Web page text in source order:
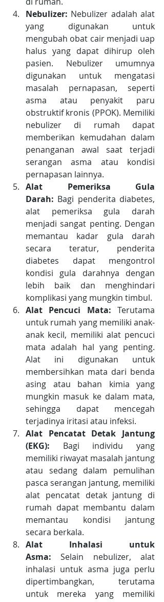
Nebulizer: Nebulizer adalah alat
yang digunakan untuk
mengubah obat cair menjadi uap
halus yang dapat dihirup oleh
pasien. Nebulizer umumnya
digunakan untuk mengatasi
masalah pernapasan, seperti
asma atau penyakit paru
obstruktif kronis (PPOK). Memiliki
nebulizer di rumah dapat
memberikan kemudahan dalam
penanganan awal saat terjadi
serangan asma atau kondisi
pernapasan lainnya.
Alat Pemeriksa Gula
Darah: Bagi penderita diabetes,
alat pemeriksa gula darah
menjadi sangat penting. Dengan
memantau kadar gula darah
secara teratur, penderita
diabetes dapat mengontrol
kondisi gula darahnya dengan
lebih baik dan menghindari
komplikasi yang mungkin timbul.
Alat Pencuci Mata: Terutama
untuk rumah yang memiliki anak-
anak kecil, memiliki alat pencuci
mata adalah hal yang penting.
Alat ini digunakan untuk
membersihkan mata dari benda
asing atau bahan kimia yang
mungkin masuk ke dalam mata,
sehingga dapat mencegah
terjadinya iritasi atau infeksi.
Alat Pencatat Detak Jantung
(EKG): Bagi individu yang
memiliki riwayat masalah jantung
atau sedang dalam pemulihan
pasca serangan jantung, memiliki
alat pencatat detak jantung di
rumah dapat membantu dalam
memantau kondisi jantung
secara berkala.
Alat Inhalasi untuk
Asma: Selain nebulizer, alat
inhalasi untuk asma juga perlu
dipertimbangkan, terutama
untuk mereka yang memiliki